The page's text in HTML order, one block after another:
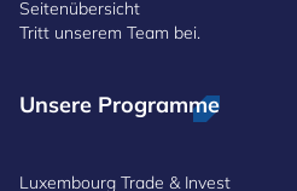
Seitenübersicht
Tritt unserem Team bei.
Unsere Programme
Luxembourg Trade & Invest